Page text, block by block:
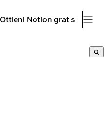
Ottieni Notion gratis